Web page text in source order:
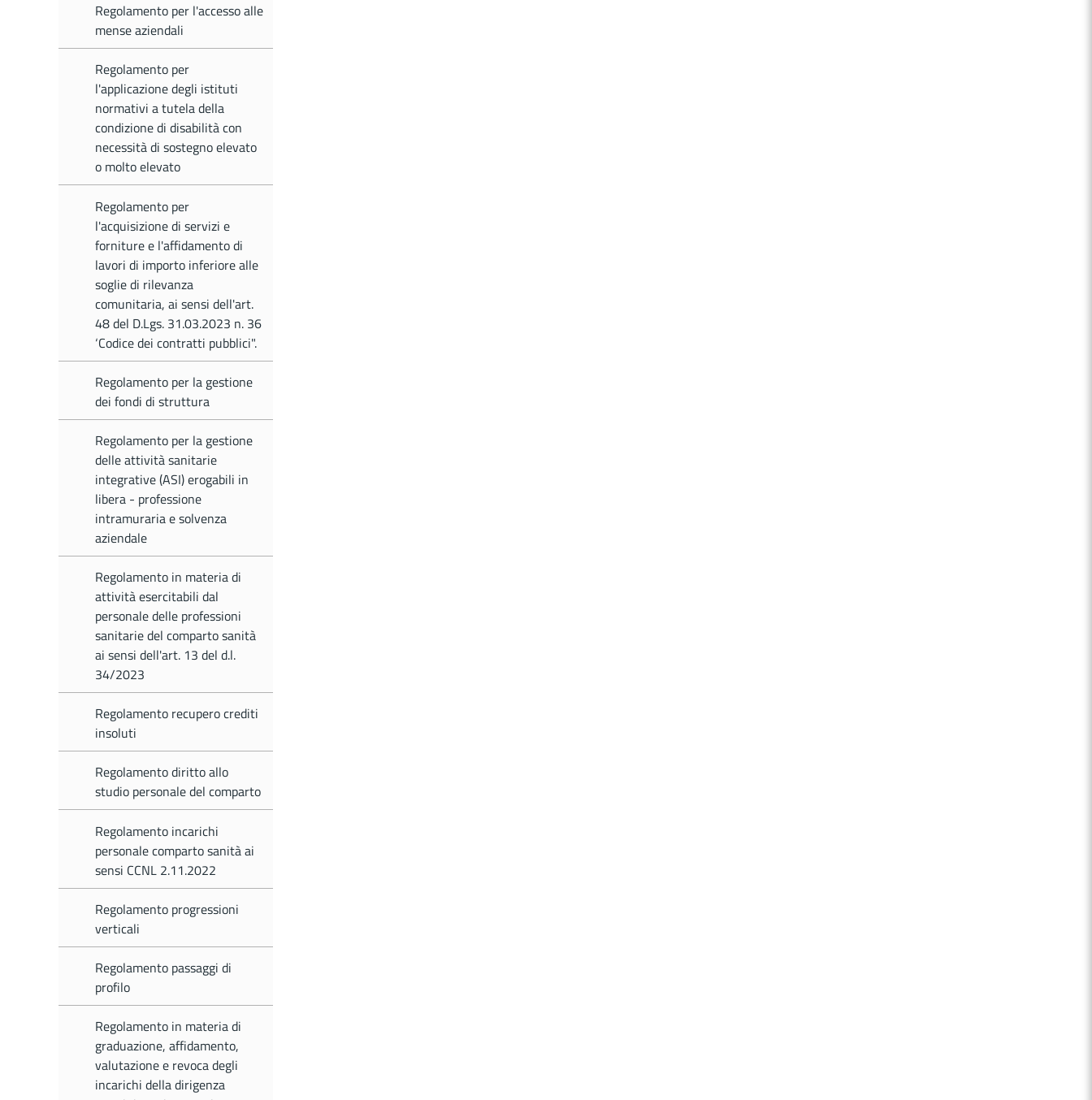
Regolamento per l'accesso alle
mense aziendali
Regolamento per
l'applicazione degli istituti
normativi a tutela della
condizione di disabilità con
necessità di sostegno elevato
o molto elevato
Regolamento per
l'acquisizione di servizi e
forniture e l'affidamento di
lavori di importo inferiore alle
soglie di rilevanza
comunitaria, ai sensi dell'art.
48 del D.Lgs. 31.03.2023 n. 36
‘Codice dei contratti pubblici".
Regolamento per la gestione
dei fondi di struttura
Regolamento per la gestione
delle attività sanitarie
integrative (ASI) erogabili in
libera - professione
intramuraria e solvenza
aziendale
Regolamento in materia di
attività esercitabili dal
personale delle professioni
sanitarie del comparto sanità
ai sensi dell'art. 13 del d.l.
34/2023
Regolamento recupero crediti
insoluti
Regolamento diritto allo
studio personale del comparto
Regolamento incarichi
personale comparto sanità ai
sensi CCNL 2.11.2022
Regolamento progressioni
verticali
Regolamento passaggi di
profilo
Regolamento in materia di
graduazione, affidamento,
valutazione e revoca degli
incarichi della dirigenza